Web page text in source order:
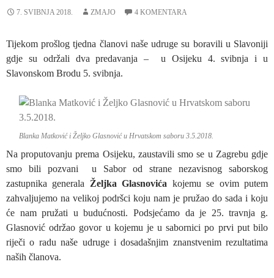
7. SVIBNJA 2018. ZMAJO 4 KOMENTARA
Tijekom prošlog tjedna članovi naše udruge su boravili u Slavoniji
gdje su održali dva predavanja – u Osijeku 4. svibnja i u
Slavonskom Brodu 5. svibnja.
Blanka Matković i Željko Glasnović u Hrvatskom saboru 3.5.2018.
Na proputovanju prema Osijeku, zaustavili smo se u Zagrebu gdje
smo bili pozvani u Sabor od strane nezavisnog saborskog
zastupnika generala Željka Glasnovića kojemu se ovim putem
zahvaljujemo na velikoj podršci koju nam je pružao do sada i koju
će nam pružati u budućnosti. Podsjećamo da je 25. travnja g.
Glasnović održao govor u kojemu je u sabornici po prvi put bilo
riječi o radu naše udruge i dosadašnjim znanstvenim rezultatima
naših članova.